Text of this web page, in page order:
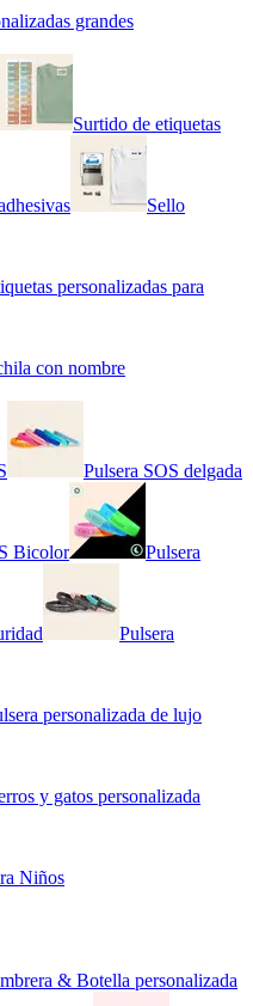
grandes
Surtido de etiquetas
Sello
personalizadas para
con nombre
Pulsera SOS delgada
Bicolor Pulsera
Pulsera
personalizada de lujo
y gatos personalizada
Niños
& Botella personalizada